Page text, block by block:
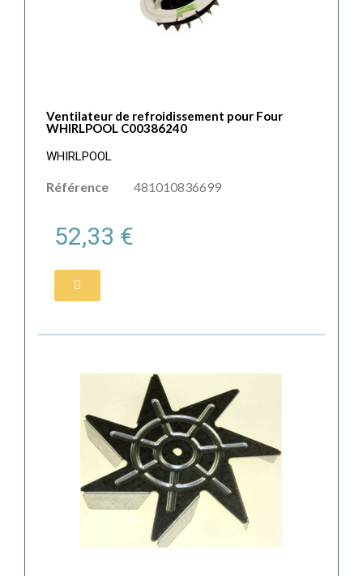
Ventilateur de refroidissement pour Four
WHIRLPOOL C00386240
WHIRLPOOL
Référence 481010836699
52,33 €